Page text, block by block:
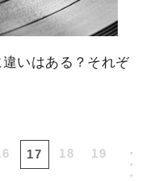
いはある？それぞ
17 18 19
・
・
・